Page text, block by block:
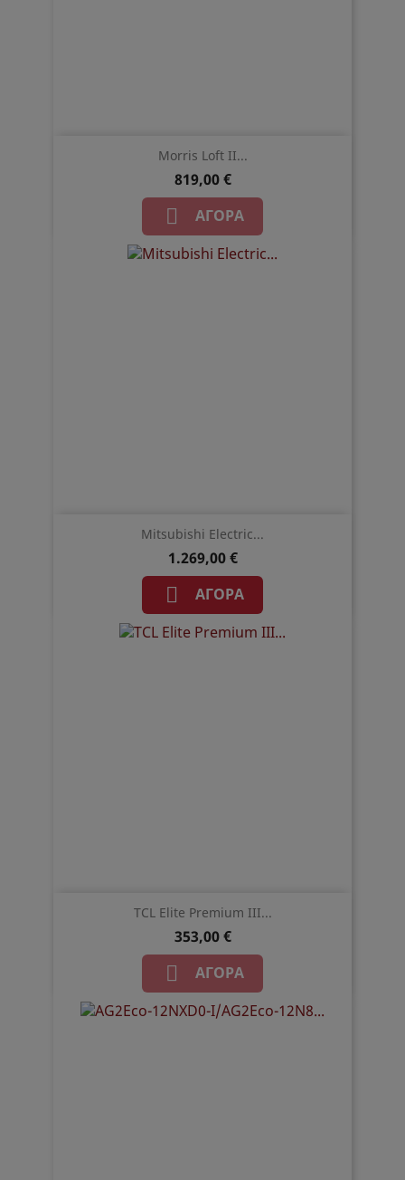
Morris Loft II...
819,00 €
 ΑΓΟΡΆ
Mitsubishi Electric...
1.269,00 €
 ΑΓΟΡΆ
TCL Elite Premium III...
353,00 €
 ΑΓΟΡΆ